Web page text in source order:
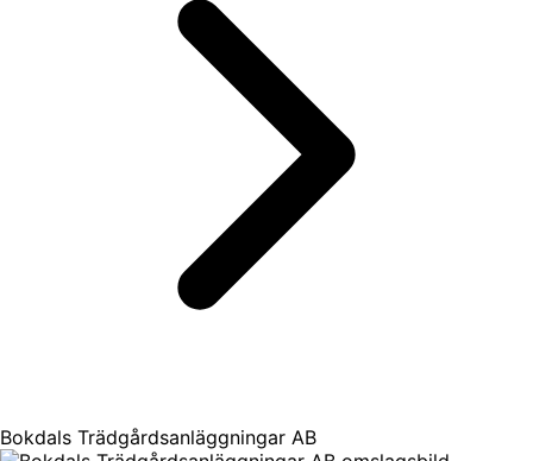
Bokdals Trädgårdsanläggningar AB